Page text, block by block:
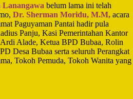
belum lama ini telah
Dr. Sherman Moridu, M.M, acara
Paguyaman Pantai hadir pula
Panju, Kasi Pemerintahan Kantor
Alade, Ketua BPD Bubaa, Rolin
Desa Bubaa serta seluruh Perangkat
Tokoh Pemuda, Tokoh Wanita yang